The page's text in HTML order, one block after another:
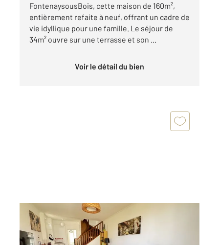
FontenaysousBois, cette maison de 160m²,
entièrement refaite à neuf, offrant un cadre de
vie idyllique pour une famille. Le séjour de
34m² ouvre sur une terrasse et son ...
Voir le détail du bien
FONTENAY SOUS BOIS 94
77,96 m
, 4 pièces
Ref : 9777